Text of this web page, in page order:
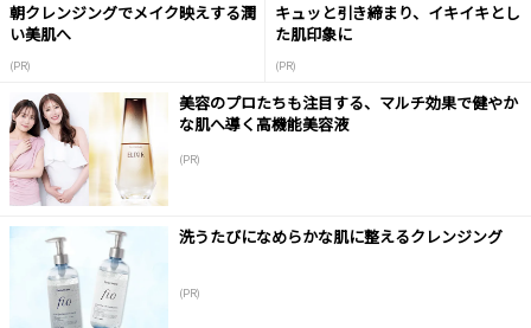
朝クレンジングでメイク映えする潤
い美肌へ
(PR)
キュッと引き締まり、イキイキとし
た肌印象に
(PR)
美容のプロたちも注目する、マルチ効果で健やか
な肌へ導く高機能美容液
(PR)
洗うたびになめらかな肌に整えるクレンジング
(PR)